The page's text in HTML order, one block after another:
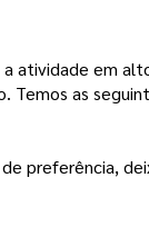
a atividade em
Temos as
preferência,